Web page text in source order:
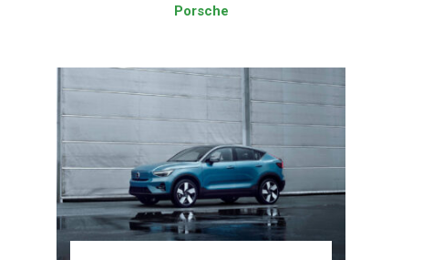
Porsche